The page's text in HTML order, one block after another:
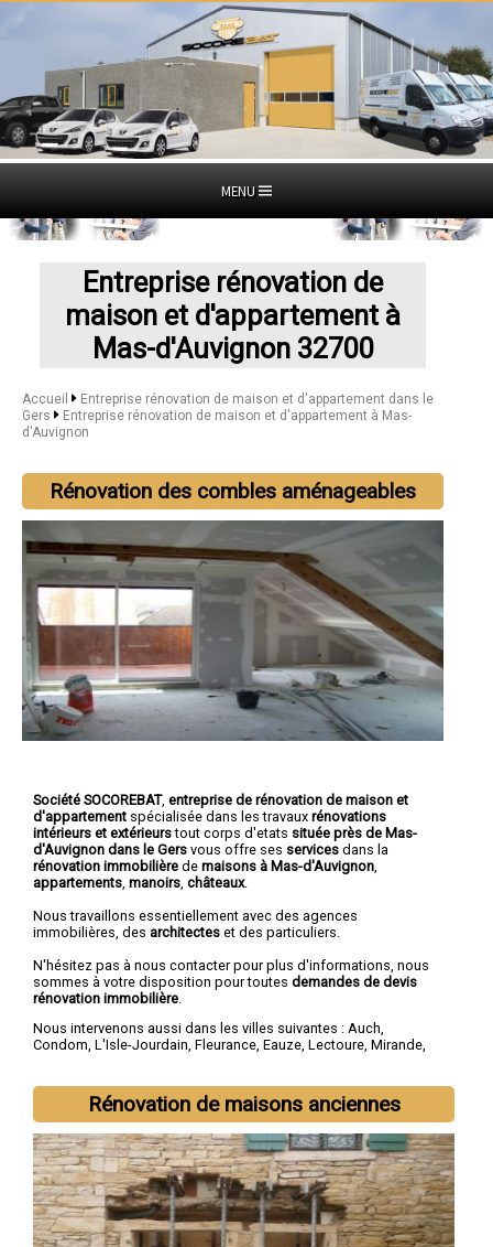
MENU
Entreprise rénovation de
maison et d'appartement à
Mas-d'Auvignon 32700
Accueil
Entreprise rénovation de maison et d'appartement dans le
Gers
Entreprise rénovation de maison et d'appartement à Mas-
d'Auvignon
Rénovation des combles aménageables
Société SOCOREBAT, entreprise de rénovation de maison et
d'appartement spécialisée dans les travaux rénovations
intérieurs et extérieurstout corps d'etats située près de Mas-
d'Auvignon dans le Gers vous offre ses services dans la
rénovation immobilière de maisons à Mas-d'Auvignon
appartements manoirs châteaux.
Nous travaillons essentiellement avec des agences
immobilières, des architectes et des particuliers.
N'hésitez pas à nous contacter pour plus d'informations, nous
sommes à votre disposition pour toutes demandes de devis
rénovation immobilière
Nous intervenons aussi dans les villes suivantes : Auch,
Condom, L'Isle-Jourdain, Fleurance, Eauze, Lectoure, Mirande,
Rénovation de maisons anciennes